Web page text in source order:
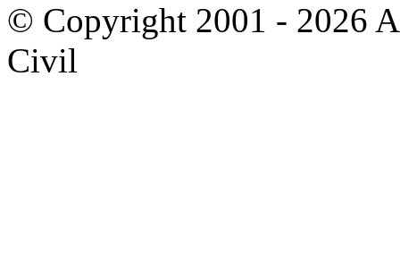
© Copyright 2001 - 2026
Civil